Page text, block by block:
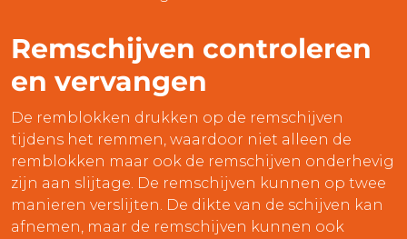
Remschijven controleren
en vervangen
De remblokken drukken op de remschijven
tijdens het remmen, waardoor niet alleen de
remblokken maar ook de remschijven onderhevig
zijn aan slijtage. De remschijven kunnen op twee
manieren verslijten. De dikte van de schijven kan
afnemen, maar de remschijven kunnen ook